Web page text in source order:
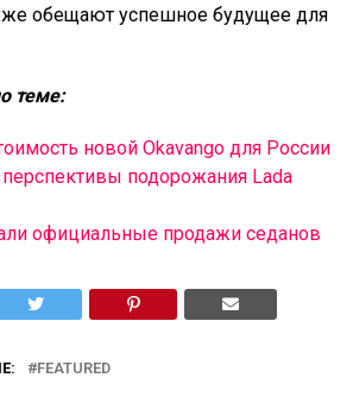
обещают успешное будущее для
теме:
новой Okavango для России
подорожания Lada
официальные продажи седанов
FEATURED